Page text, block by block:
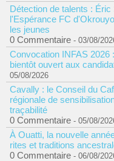
Détection de talents :
l'Espérance FC
les jeunes
0 Commentaire - 03/08/
Convocation INFAS 2026
bientôt ouvert aux
05/08/2026
Cavally : le Conseil du
régionale de
traçabilité
0 Commentaire - 05/08/
À Ouatti, la nouvelle
rites et traditions
0 Commentaire - 06/08/